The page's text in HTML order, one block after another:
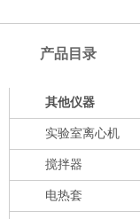
产品目录
其他仪器
实验室离心机
搅拌器
电热套